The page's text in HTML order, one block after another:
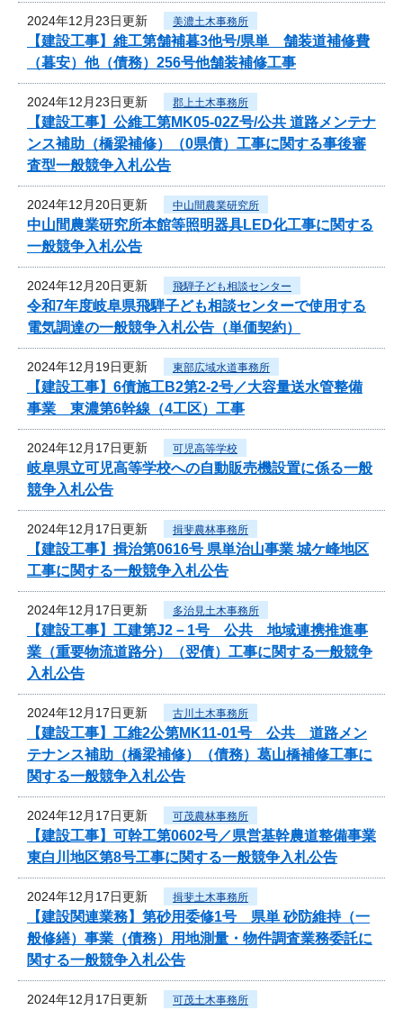
2024年12月23日更新 美濃土木事務所
【建設工事】維工第舗補暮3他号/県単 舗装道補修費
（暮安）他（債務）256号他舗装補修工事
2024年12月23日更新 郡上土木事務所
【建設工事】公維工第MK05-02Z号/公共 道路メンテナ
ンス補助（橋梁補修）（0県債）工事に関する事後審
査型一般競争入札公告
2024年12月20日更新 中山間農業研究所
中山間農業研究所本館等照明器具LED化工事に関する
一般競争入札公告
2024年12月20日更新 飛騨子ども相談センター
令和7年度岐阜県飛騨子ども相談センターで使用する
電気調達の一般競争入札公告（単価契約）
2024年12月19日更新 東部広域水道事務所
【建設工事】6債施工B2第2-2号／大容量送水管整備
事業 東濃第6幹線（4工区）工事
2024年12月17日更新 可児高等学校
岐阜県立可児高等学校への自動販売機設置に係る一般
競争入札公告
2024年12月17日更新 揖斐農林事務所
【建設工事】揖治第0616号 県単治山事業 城ケ峰地区
工事に関する一般競争入札公告
2024年12月17日更新 多治見土木事務所
【建設工事】工建第J2－1号 公共 地域連携推進事
業（重要物流道路分）（翌債）工事に関する一般競争
入札公告
2024年12月17日更新 古川土木事務所
【建設工事】工維2公第MK11-01号 公共 道路メン
テナンス補助（橋梁補修）（債務）葛山橋補修工事に
関する一般競争入札公告
2024年12月17日更新 可茂農林事務所
【建設工事】可幹工第0602号／県営基幹農道整備事業
東白川地区第8号工事に関する一般競争入札公告
2024年12月17日更新 揖斐土木事務所
【建設関連業務】第砂用委修1号 県単 砂防維持（一
般修繕）事業（債務）用地測量・物件調査業務委託に
関する一般競争入札公告
2024年12月17日更新 可茂土木事務所